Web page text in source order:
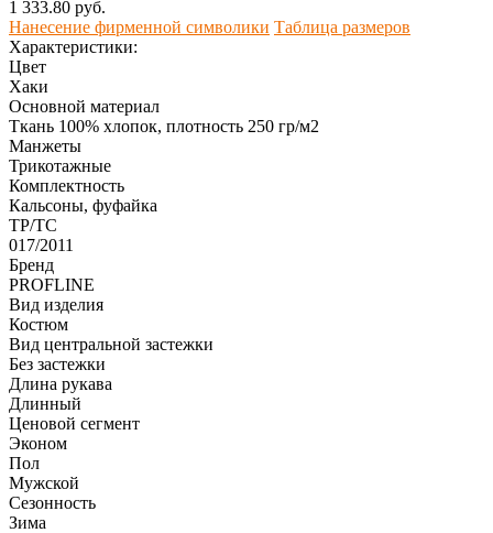
1 333.80 руб.
Нанесение фирменной символики Таблица размеров
Характеристики:
Цвет
Хаки
Основной материал
Ткань 100% хлопок, плотность 250 гр/м2
Манжеты
Трикотажные
Комплектность
Кальсоны, фуфайка
ТР/ТС
017/2011
Бренд
PROFLINE
Вид изделия
Костюм
Вид центральной застежки
Без застежки
Длина рукава
Длинный
Ценовой сегмент
Эконом
Пол
Мужской
Сезонность
Зима